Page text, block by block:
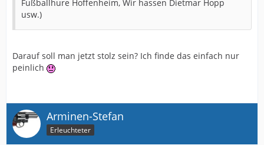
Fußballhure Hoffenheim, Wir hassen Dietmar Hopp
usw.)
Darauf soll man jetzt stolz sein? Ich finde das einfach nur
peinlich
Arminen-Stefan
Erleuchteter